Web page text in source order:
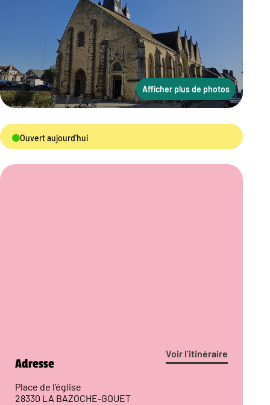
Afficher plus de photos
Ouvert aujourd'hui
Voir l’itinéraire
Adresse
Place de l'église
28330 LA BAZOCHE-GOUET